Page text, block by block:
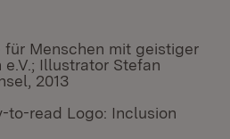
Menschen mit geistiger
Illustrator Stefan
2013
to-read Logo: Inclusion